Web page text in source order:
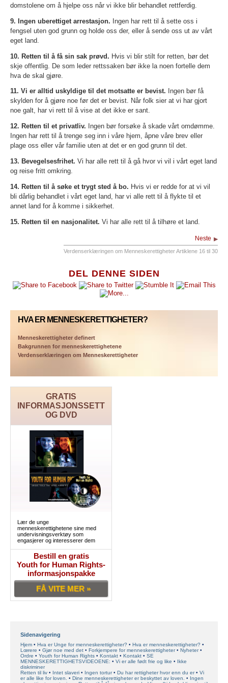
DEL DENNE SIDEN
HVA ER MENNESKERETTIGHETER?
Menneskerettigheter definert
Bakgrunnen for menneskerettighetene
Verdenserklæringen om Menneskerettigheter
GRATIS
INFORMASJONSSETT
OG DVD
Lær de unge
menneskerettighetene sine med
undervisningsverktøy som
engasjerer og interesserer dem
Bestill en gratis
Youth for Human Rights-
informasjonspakke
FÅ VITE MER »
domstolene om å hjelpe oss når vi ikke blir behandlet rettferdig.
9. Ingen uberettiget arrestasjon. Ingen har rett til å sette oss i
fengsel uten god grunn og holde oss der, eller å sende oss ut av vårt
eget land.
10. Retten til å få sin sak prøvd. Hvis vi blir stilt for retten, bør det
skje offentlig. De som leder rettssaken bør ikke la noen fortelle dem
hva de skal gjøre.
11. Vi er alltid uskyldige til det motsatte er bevist. Ingen bør få
skylden for å gjøre noe før det er bevist. Når folk sier at vi har gjort
noe galt, har vi rett til å vise at det ikke er sant.
12. Retten til et privatliv. Ingen bør forsøke å skade vårt omdømme.
Ingen har rett til å trenge seg inn i våre hjem, åpne våre brev eller
plage oss eller vår familie uten at det er en god grunn til det.
13. Bevegelsesfrihet. Vi har alle rett til å gå hvor vi vil i vårt eget land
og reise fritt omkring.
14. Retten til å søke et trygt sted å bo. Hvis vi er redde for at vi vil
bli dårlig behandlet i vårt eget land, har vi alle rett til å flykte til et
annet land for å komme i sikkerhet.
15. Retten til en nasjonalitet. Vi har alle rett til å tilhøre et land.
Neste
Verdenserklæringen om Menneskerettigheter Artiklene 16 til 30
Sidenavigering
Hjem Hva er Unge for menneskerettigheter?
Hva er menneskerettigheter?
Lœrere
Gjør noe med det Forkjempere for menneskerettigheter
Nyheter
Ordre
Youth for Human Rights Kontakt Kontakt
SE
MENNESKERETTIGHETSVIDEOENE:
Vi er alle født frie og like
Ikke
diskriminer
Retten til liv
Intet slaveri Ingen tortur Du har rettigheter hvor enn du er
Vi
er alle like for loven.
Dine menneskerettigheter er beskyttet av loven.
Ingen